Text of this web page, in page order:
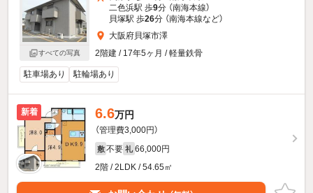
すべての写真
二色浜駅 歩9分 （南海本線）
貝塚駅 歩26分 （南海本線など）
大阪府貝塚市澤
2階建 / 17年5ヶ月 / 軽量鉄骨
駐車場あり 駐輪場あり
新着 6.6万円
（管理費3,000円）
敷 不要 礼 66,000円
2階 / 2LDK / 54.65㎡